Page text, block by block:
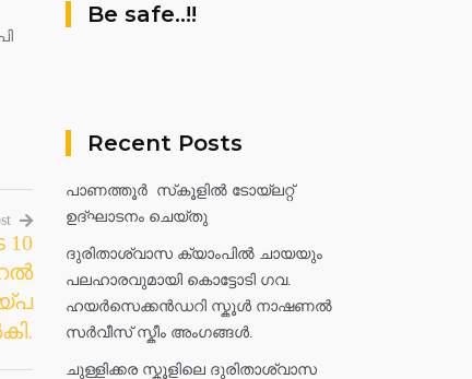
10
Be safe..!!
Recent Posts
പാണത്തൂർ സ്‌കൂളിൽ ടോയ്ലറ്റ്
ഉദ്ഘാടനം ചെയ്തു
ദുരിതാശ്വാസ ക്യാംപിൽ ചായയും
പലഹാരവുമായി കൊട്ടോടി ഗവ.
ഹയർസെക്കൻഡറി സ്കൂൾ നാഷണൽ
സർവീസ് സ്കീം അംഗങ്ങൾ.
ചുള്ളിക്കര സ്കൂളിലെ ദുരിതാശ്വാസ